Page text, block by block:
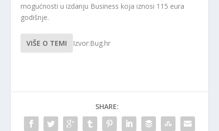
mogućnosti u izdanju Business koja iznosi 115 eura
godišnje.
VIŠE O TEMI Izvor:Bug.hr
SHARE: